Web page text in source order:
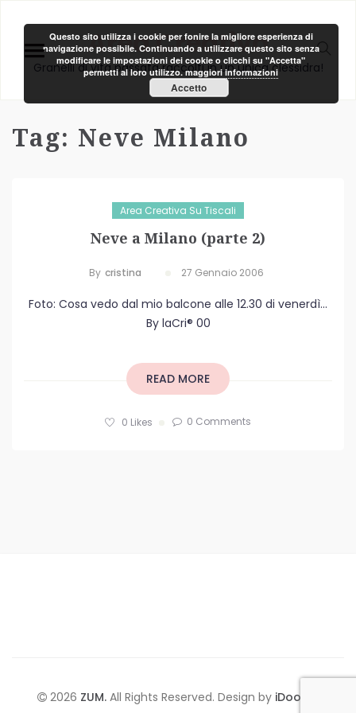
Area Creativa
Granelli di vita passata raccolti in un unica clessidra!
Tag: Neve Milano
Area Creativa Su Tiscali
Neve a Milano (parte 2)
By Cristina 27 Gennaio 2006
Foto: Cosa vedo dal mio balcone alle 12.30 di venerdì…
By laCri® 00
READ MORE
0 Likes 0 Comments
2026 ZUM. All Rights Reserved. Design byiDoodle
Questo sito utilizza i cookie per fonire la migliore esperienza di
navigazione possibile. Continuando a utilizzare questo sito senza
modificare le impostazioni dei cookie o clicchi su "Accetta"
permetti al loro utilizzo.maggiori informazioni
Accetto